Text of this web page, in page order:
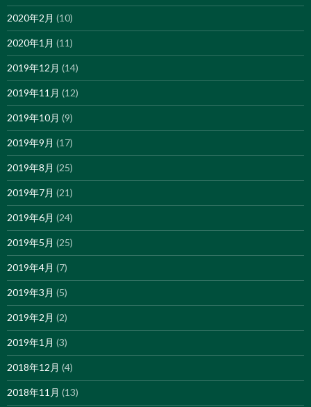
2020年2月 (10)
2020年1月 (11)
2019年12月 (14)
2019年11月 (12)
2019年10月 (9)
2019年9月 (17)
2019年8月 (25)
2019年7月 (21)
2019年6月 (24)
2019年5月 (25)
2019年4月 (7)
2019年3月 (5)
2019年2月 (2)
2019年1月 (3)
2018年12月 (4)
2018年11月 (13)